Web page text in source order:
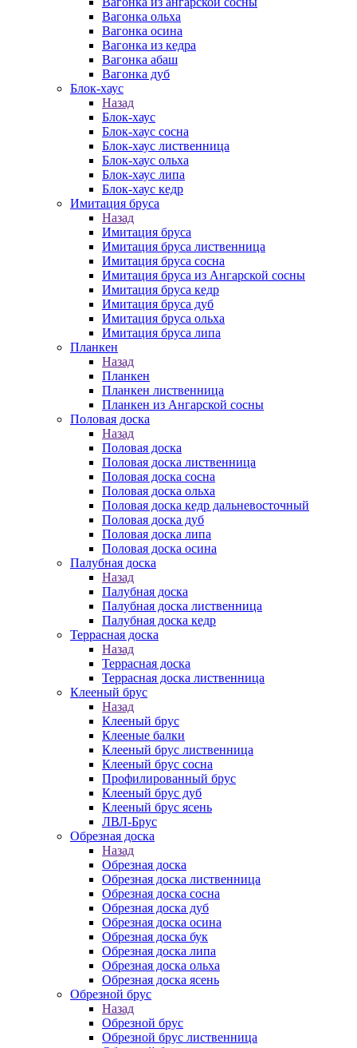
Вагонка ольха
Вагонка осина
Вагонка из кедра
Вагонка абаш
Вагонка дуб
Блок-хаус
Назад
Блок-хаус
Блок-хаус сосна
Блок-хаус лиственница
Блок-хаус ольха
Блок-хаус липа
Блок-хаус кедр
Имитация бруса
Назад
Имитация бруса
Имитация бруса лиственница
Имитация бруса сосна
Имитация бруса из Ангарской сосны
Имитация бруса кедр
Имитация бруса дуб
Имитация бруса ольха
Имитация бруса липа
Планкен
Назад
Планкен
Планкен лиственница
Планкен из Ангарской сосны
Половая доска
Назад
Половая доска
Половая доска лиственница
Половая доска сосна
Половая доска ольха
Половая доска кедр дальневосточный
Половая доска дуб
Половая доска липа
Половая доска осина
Палубная доска
Назад
Палубная доска
Палубная доска лиственница
Палубная доска кедр
Террасная доска
Назад
Террасная доска
Террасная доска лиственница
Клееный брус
Назад
Клееный брус
Клееные балки
Клееный брус лиственница
Клееный брус сосна
Профилированный брус
Клееный брус дуб
Клееный брус ясень
ЛВЛ-Брус
Обрезная доска
Назад
Обрезная доска
Обрезная доска лиственница
Обрезная доска сосна
Обрезная доска дуб
Обрезная доска осина
Обрезная доска бук
Обрезная доска липа
Обрезная доска ольха
Обрезная доска ясень
Обрезной брус
Назад
Обрезной брус
Обрезной брус лиственница